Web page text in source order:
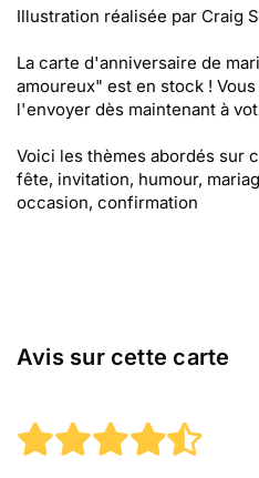
Illustration réalisée par Craig
La carte d'anniversaire de
amoureux" est en stock !
l'envoyer dès maintenant à
Voici les thèmes abordés sur
fête, invitation, humour,
occasion, confirmation
Avis sur cette carte